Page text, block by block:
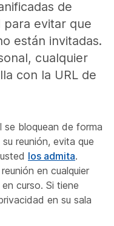
de
para evitar que
están invitadas.
cualquier
con la URL de
se bloquean de forma
reunión, evita que
los admita.
en cualquier
curso. Si tiene
en su sala